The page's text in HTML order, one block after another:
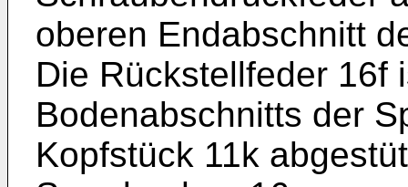
oberen Endabschnitt
Die Rückstellfeder 16f
Bodenabschnitts der
Kopfstück 11k